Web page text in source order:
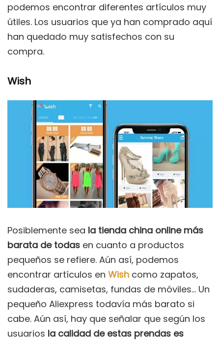
podemos encontrar diferentes artículos muy
útiles. Los usuarios que ya han comprado aquí
han quedado muy satisfechos con su
compra.
Wish
Posiblemente sea la tienda china online más
barata de todas en cuanto a productos
pequeños se refiere. Aún así, podemos
encontrar artículos en Wish como zapatos,
sudaderas, camisetas, fundas de móviles… Un
pequeño Aliexpress todavía más barato si
cabe. Aún así, hay que señalar que según los
usuarios la calidad de estas prendas es